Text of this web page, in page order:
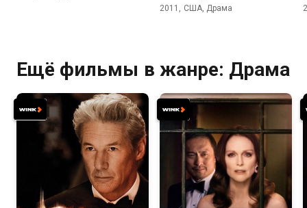
2011, США, Драма
Ещё фильмы в жанре: Драма